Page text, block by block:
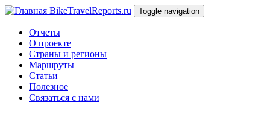
Перейти к основному содержанию
BikeTravelReports.ru Toggle navigation
Отчеты
О проекте
Страны и регионы
Маршруты
Статьи
Полезное
Связаться с нами